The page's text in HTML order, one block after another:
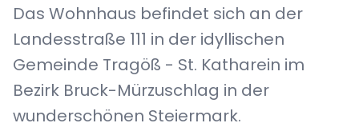
Das Wohnhaus befindet sich an der
Landesstraße 111 in der idyllischen
Gemeinde Tragöß - St. Katharein im
Bezirk Bruck-Mürzuschlag in der
wunderschönen Steiermark.